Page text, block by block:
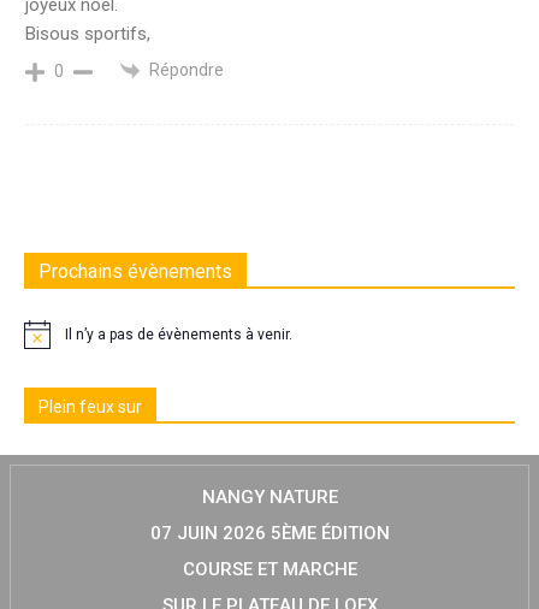
joyeux noël.
Bisous sportifs,
0 Répondre
Prochains évènements
Il n’y a pas de évènements à venir.
Plein feux sur
NANGY NATURE
07 JUIN 2026 5ÈME ÉDITION
COURSE ET MARCHE